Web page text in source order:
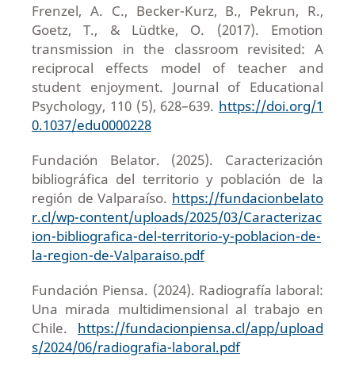
Frenzel, A. C., Becker-Kurz, B., Pekrun, R.,
Goetz, T., & Lüdtke, O. (2017). Emotion
transmission in the classroom revisited: A
reciprocal effects model of teacher and
student enjoyment. Journal of Educational
Psychology, 110 (5), 628–639. https://doi.org/1
0.1037/edu0000228
Fundación Belator. (2025). Caracterización
bibliográfica del territorio y población de la
región de Valparaíso. https://fundacionbelato
r.cl/wp-content/uploads/2025/03/Caracterizac
ion-bibliografica-del-territorio-y-poblacion-de-
la-region-de-Valparaiso.pdf
Fundación Piensa. (2024). Radiografía laboral:
Una mirada multidimensional al trabajo en
Chile. https://fundacionpiensa.cl/app/upload
s/2024/06/radiografia-laboral.pdf